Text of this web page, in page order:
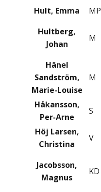
Hult, Emma MP
Hultberg,
Johan
M
Hänel
Sandström,
Marie-Louise
M
Håkansson,
Per-Arne
S
Höj Larsen,
Christina
V
Jacobsson,
Magnus
KD